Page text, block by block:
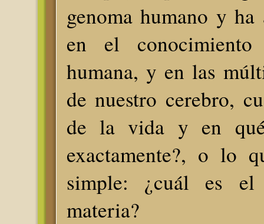
genoma humano y ha
en el
humana, y en las
de nuestro cerebro,
de la vida y en qué
exactamente?, o lo
simple: ¿cuál es
materia?